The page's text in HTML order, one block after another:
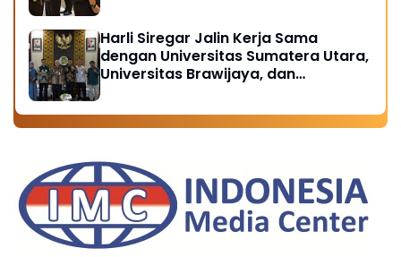
Harli Siregar Jalin Kerja Sama
dengan Universitas Sumatera Utara,
Universitas Brawijaya, dan
Peluang Pegawai Kejaksaan RI
Tempuh Pendidikan Doktor (S3)